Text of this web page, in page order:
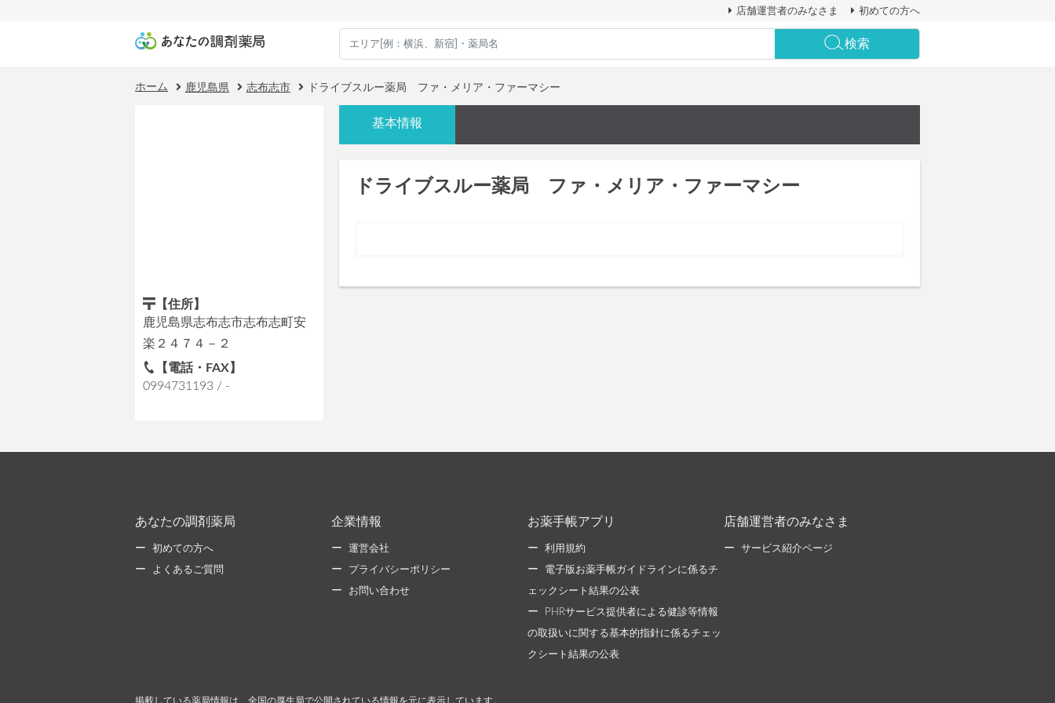
店舗運営者のみなさま 初めての方へ
検索
ホーム 鹿児島県 志布志市 ドライブスルー薬局 ファ・メリア・ファーマシー
【住所】
鹿児島県志布志市志布志町安
楽２４７４－２
【電話・FAX】
0994731193 / -
基本情報
ドライブスルー薬局 ファ・メリア・ファーマシー
あなたの調剤薬局
初めての方へ
よくあるご質問
企業情報
運営会社
プライバシーポリシー
お問い合わせ
お薬手帳アプリ
利用規約
電子版お薬手帳ガイドラインに係るチ
ェックシート結果の公表
PHRサービス提供者による健診等情報
の取扱いに関する基本的指針に係るチェッ
クシート結果の公表
店舗運営者のみなさま
サービス紹介ページ
掲載している薬局情報は、全国の厚生局で公開されている情報を元に表示しています。